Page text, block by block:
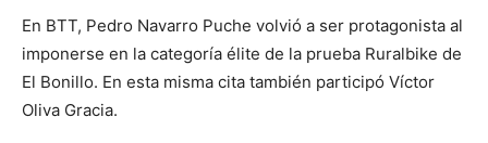
En BTT, Pedro Navarro Puche volvió a ser protagonista al
imponerse en la categoría élite de la prueba Ruralbike de
El Bonillo. En esta misma cita también participó Víctor
Oliva Gracia.